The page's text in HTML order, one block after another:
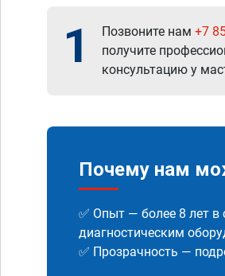
1 Позвоните нам +7
получите
консультацию у
Почему нам
✅ Опыт — более 8 лет
диагностическим
✅ Прозрачность —